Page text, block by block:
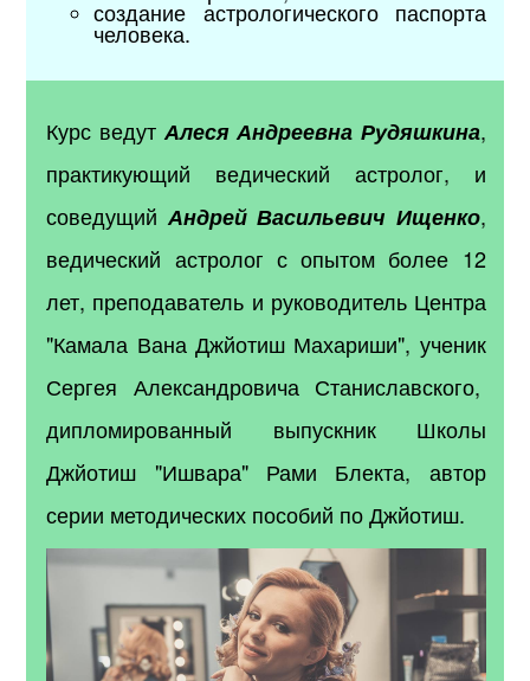
создание астрологического паспорта
человека.
Курс ведут Алеся Андреевна Рудяшкина,
практикующий ведический астролог, и
соведущий Андрей Васильевич Ищенко,
ведический астролог с опытом более 12
лет, преподаватель и руководитель Центра
"Камала Вана Джйотиш Махариши", ученик
Сергея Александровича Станиславского,
дипломированный выпускник Школы
Джйотиш "Ишвара" Рами Блекта, автор
серии методических пособий по Джйотиш.